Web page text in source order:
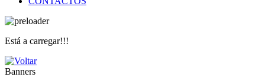
Está a carregar!!!
Banners